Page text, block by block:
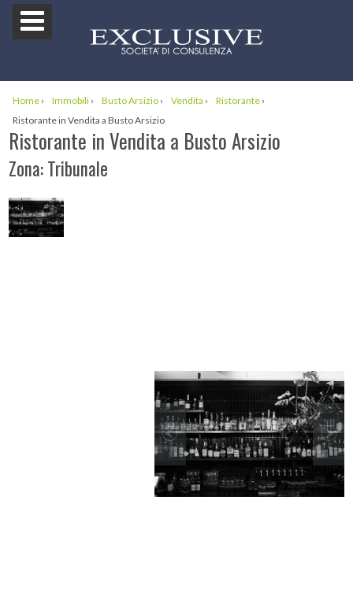
Home › Immobili › Busto Arsizio › Vendita › Ristorante ›
Ristorante in Vendita a Busto Arsizio
Ristorante in Vendita a Busto Arsizio
Zona: Tribunale